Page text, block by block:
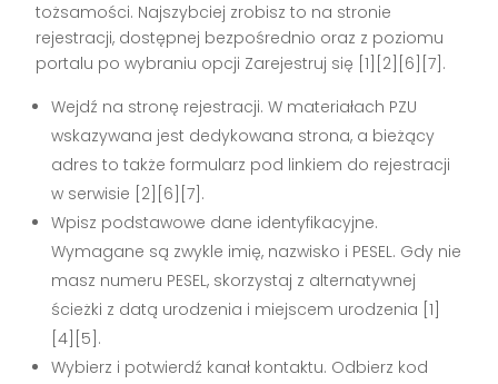
tożsamości. Najszybciej zrobisz to na stronie
rejestracji, dostępnej bezpośrednio oraz z poziomu
portalu po wybraniu opcji Zarejestruj się [1][2][6][7].
Wejdź na stronę rejestracji. W materiałach PZU
wskazywana jest dedykowana strona, a bieżący
adres to także formularz pod linkiem do rejestracji
w serwisie [2][6][7].
Wpisz podstawowe dane identyfikacyjne.
Wymagane są zwykle imię, nazwisko i PESEL. Gdy nie
masz numeru PESEL, skorzystaj z alternatywnej
ścieżki z datą urodzenia i miejscem urodzenia [1]
[4][5].
Wybierz i potwierdź kanał kontaktu. Odbierz kod